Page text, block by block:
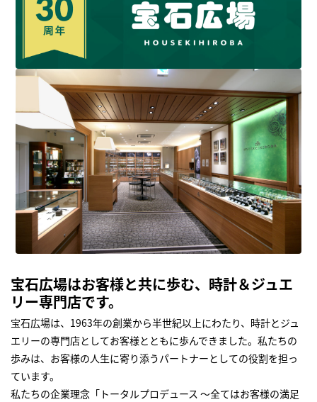
宝石広場はお客様と共に歩む、時計＆ジュエ
リー専門店です。
宝石広場は、1963年の創業から半世紀以上にわたり、時計とジュ
エリーの専門店としてお客様とともに歩んできました。私たちの
歩みは、お客様の人生に寄り添うパートナーとしての役割を担っ
ています。
私たちの企業理念「トータルプロデュース ～全てはお客様の満足